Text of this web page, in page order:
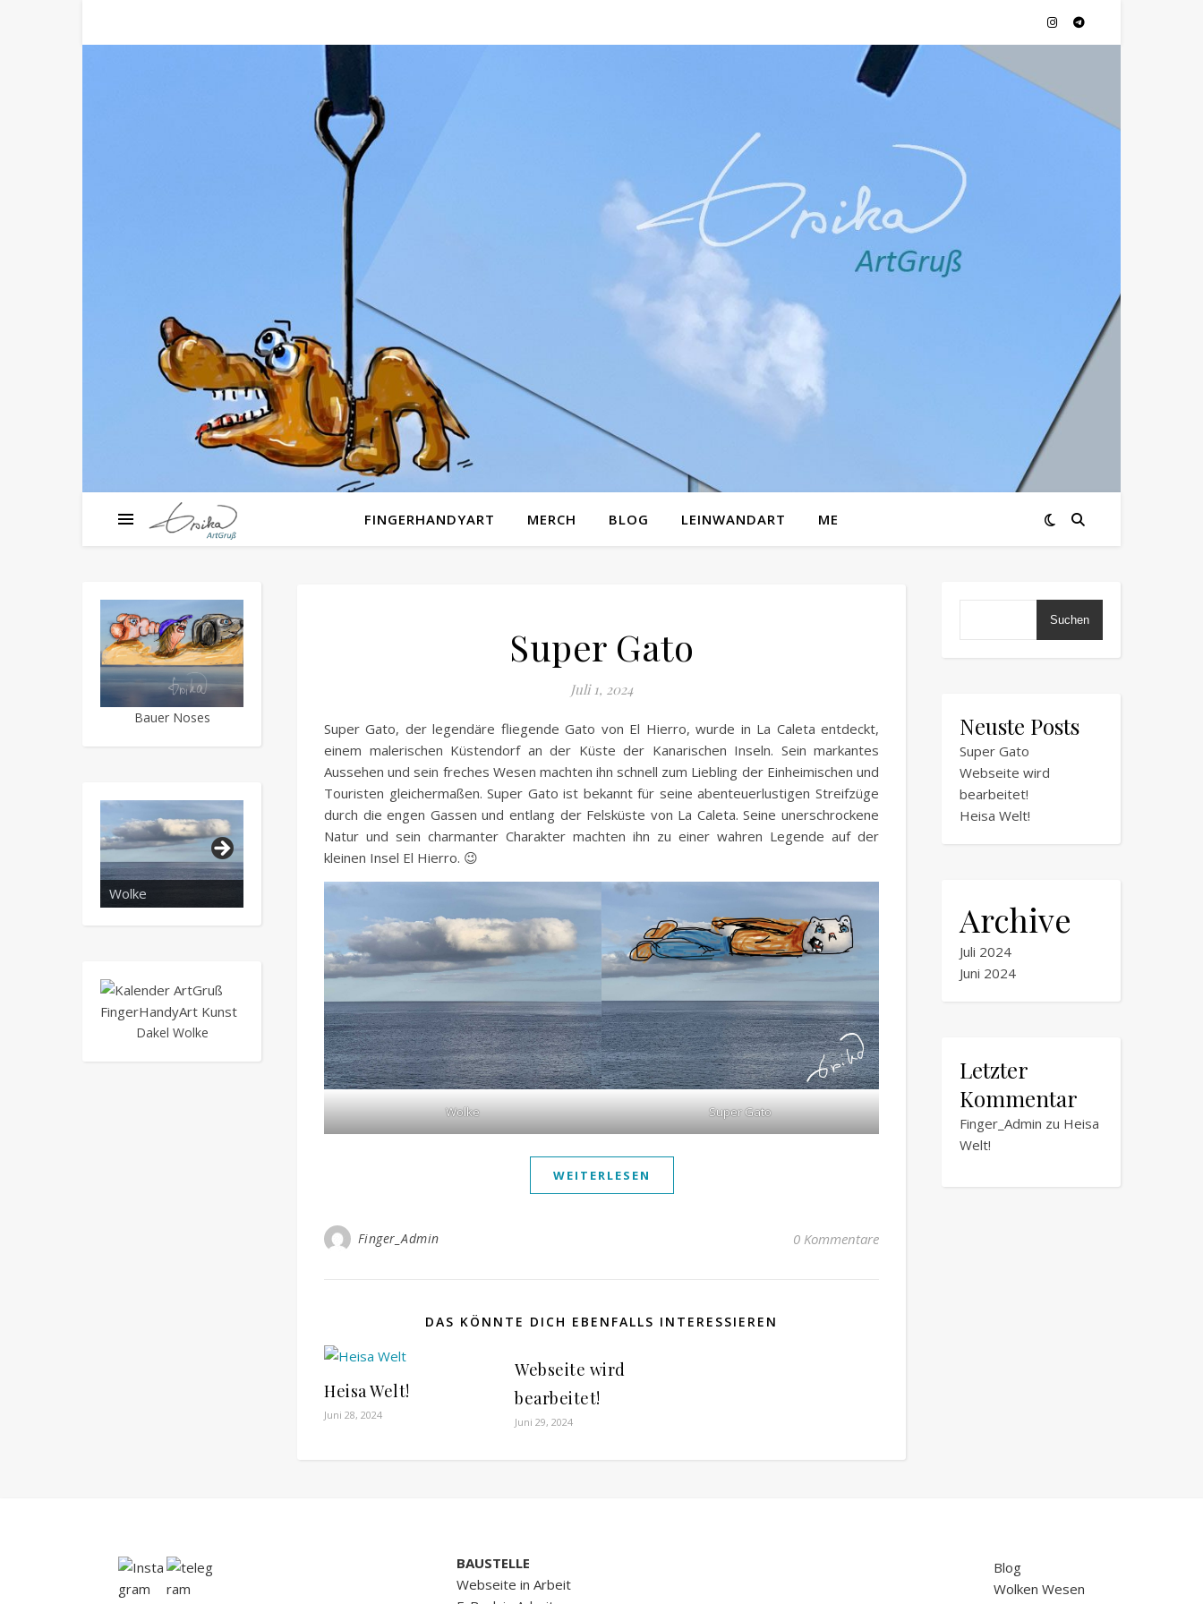
FINGERHANDYART MERCH BLOG LEINWANDART ME
Bauer Noses
Wolke
Dakel Wolke
Super Gato
Juli 1, 2024
Super Gato, der legendäre fliegende Gato von El Hierro, wurde in La Caleta entdeckt,
einem malerischen Küstendorf an der Küste der Kanarischen Inseln. Sein markantes
Aussehen und sein freches Wesen machten ihn schnell zum Liebling der Einheimischen und
Touristen gleichermaßen. Super Gato ist bekannt für seine abenteuerlustigen Streifzüge
durch die engen Gassen und entlang der Felsküste von La Caleta. Seine unerschrockene
Natur und sein charmanter Charakter machten ihn zu einer wahren Legende auf der
kleinen Insel El Hierro. 😉
Wolke Super Gato
WEITERLESEN
Finger_Admin 0 Kommentare
DAS KÖNNTE DICH EBENFALLS INTERESSIEREN
Heisa Welt!
Juni 28, 2024
Webseite wird
bearbeitet!
Juni 29, 2024
Suchen
Neuste Posts
Super Gato
Webseite wird
bearbeitet!
Heisa Welt!
Archive
Juli 2024
Juni 2024
Letzter
Kommentar
Finger_Admin zu Heisa
Welt!
BAUSTELLE
Webseite in Arbeit
Blog
Wolken Wesen